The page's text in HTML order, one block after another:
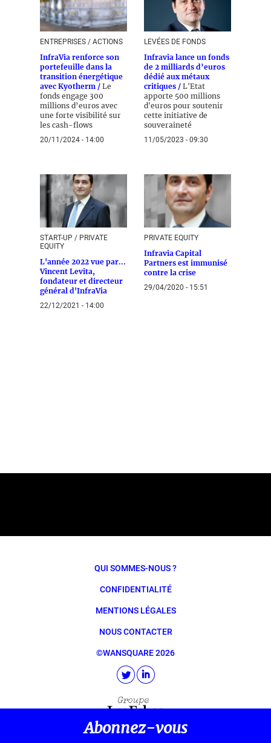
ENTREPRISES / ACTIONS
InfraVia renforce son
portefeuille dans la
transition énergétique
avec Kyotherm / Le
fonds engage 300
millions d’euros avec
une forte visibilité sur
les cash-flows
20/11/2024 - 14:00
LEVÉES DE FONDS
Infravia lance un fonds
de 2 milliards d’euros
dédié aux métaux
critiques / L'Etat
apporte 500 millions
d'euros pour soutenir
cette initiative de
souveraineté
11/05/2023 - 09:30
START-UP / PRIVATE
EQUITY
L'année 2022 vue par...
Vincent Levita,
fondateur et directeur
général d'InfraVia
22/12/2021 - 14:00
PRIVATE EQUITY
Infravia Capital
Partners est immunisé
contre la crise
29/04/2020 - 15:51
QUI SOMMES-NOUS ?
CONFIDENTIALITÉ
MENTIONS LÉGALES
NOUS CONTACTER
©WANSQUARE 2026
Abonnez-vous